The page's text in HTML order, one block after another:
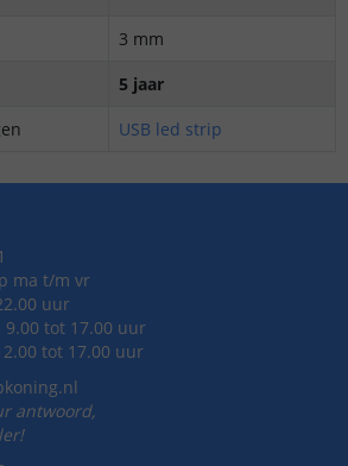
3 mm
5 jaar
USB led strip
ma t/m vr
uur
9.00 tot 17.00 uur
tot 17.00 uur
antwoord,